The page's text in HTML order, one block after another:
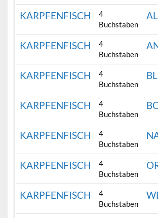
KARPFENFISCH
4
Buchstaben
KARPFENFISCH
4
Buchstaben
KARPFENFISCH
4
Buchstaben
KARPFENFISCH
4
Buchstaben
KARPFENFISCH
4
Buchstaben
KARPFENFISCH
4
Buchstaben
KARPFENFISCH
4
Buchstaben